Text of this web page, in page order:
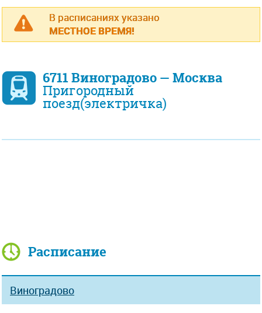
В расписаниях указано
МЕСТНОЕ ВРЕМЯ!
6711 Виноградово — Москва
Пригородный
поезд(электричка)
Расписание
Виноградово